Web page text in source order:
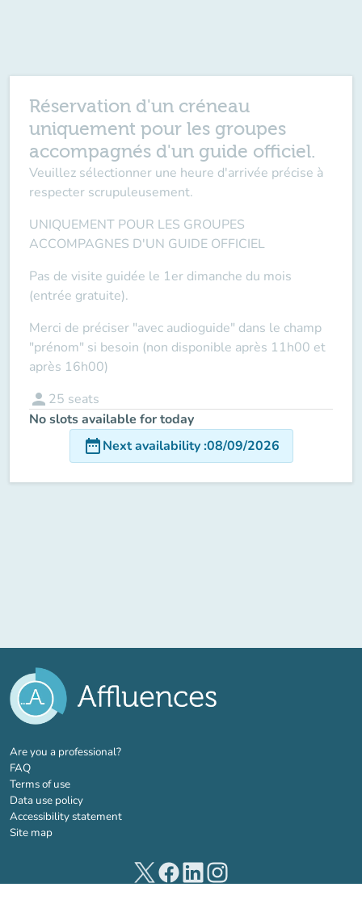
Réservation d'un créneau
uniquement pour les groupes
accompagnés d'un guide officiel.
Veuillez sélectionner une heure d'arrivée précise à
respecter scrupuleusement.
UNIQUEMENT POUR LES GROUPES
ACCOMPAGNES D'UN GUIDE OFFICIEL
Pas de visite guidée le 1er dimanche du mois
(entrée gratuite).
Merci de préciser "avec audioguide" dans le champ
"prénom" si besoin (non disponible après 11h00 et
après 16h00)
person 25 seats
No slots available for today
date_rangeNext availability:08/09/2026
Are you a professional?(new tab)
FAQ
Terms of use
Data use policy
Accessibility statement
Site map
(new tab)(new tab)(new tab)